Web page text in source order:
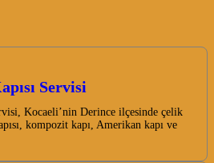
Servisi
Kocaeli’nin Derince ilçesinde çelik
kompozit kapı, Amerikan kapı ve